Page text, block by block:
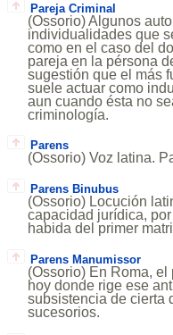
Pareja Criminal
(Ossorio) Algunos
individualidades que
como en el caso del
pareja en la pérsona
sugestión que el más
suele actuar como
aun cuando ésta no
criminología.
Parens
(Ossorio) Voz latina.
Parens Binubus
(Ossorio) Locución
capacidad jurídica,
habida del primer
Parens Manumissor
(Ossorio) En Roma,
hoy donde rige ese
subsistencia de cierta
sucesorios.